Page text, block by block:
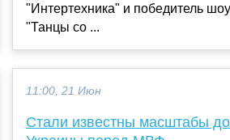
"Интертехника" и победитель шоу
"Танцы со ...
11:00, 21 Июн
Стали известны масштабы